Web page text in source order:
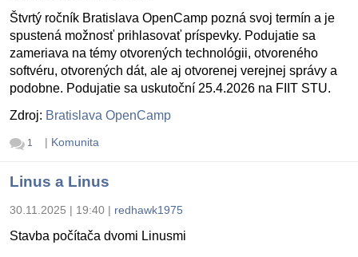
Štvrtý ročník Bratislava OpenCamp pozná svoj termín a je
spustená možnosť prihlasovať príspevky. Podujatie sa
zameriava na témy otvorených technológii, otvoreného
softvéru, otvorených dát, ale aj otvorenej verejnej správy a
podobne. Podujatie sa uskutoční 25.4.2026 na FIIT STU.
Zdroj: Bratislava OpenCamp
1 | Komunita
Linus a Linus
30.11.2025 | 19:40 | redhawk1975
Stavba počítača dvomi Linusmi